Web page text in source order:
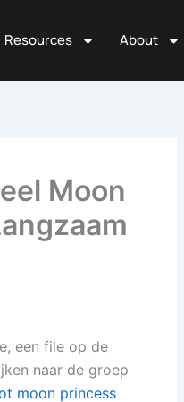
Resources About
Moon
een file op de
naar de groep
moon princess